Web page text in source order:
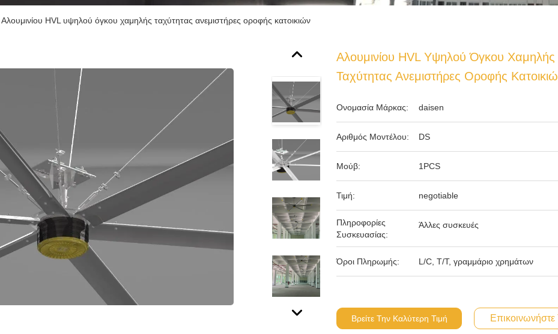
Αλουμινίου HVL υψηλού όγκου χαμηλής ταχύτητας ανεμιστήρες οροφής κατοικιών
Αλουμινίου HVL Υψηλού Όγκου Χαμηλής
Ταχύτητας Ανεμιστήρες Οροφής
Ονομασία Μάρκας: daisen
Αριθμός Μοντέλου: DS
Μούβ: 1PCS
Τιμή: negotiable
Πληροφορίες
Συσκευασίας:
Άλλες συσκευές
Όροι Πληρωμής: L/C, T/T, γραμμάριο χρημάτων
Βρείτε Την Καλύτερη Τιμή